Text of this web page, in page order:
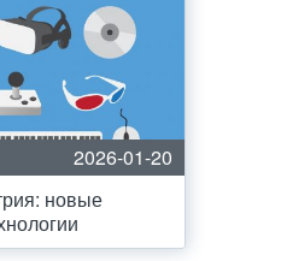
2026-01-20
новые